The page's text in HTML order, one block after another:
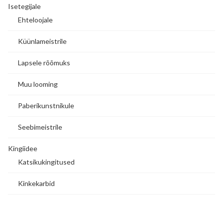
Isetegijale
Ehteloojale
Küünlameistrile
Lapsele rõõmuks
Muu looming
Paberikunstnikule
Seebimeistrile
Kingiidee
Katsikukingitused
Kinkekarbid